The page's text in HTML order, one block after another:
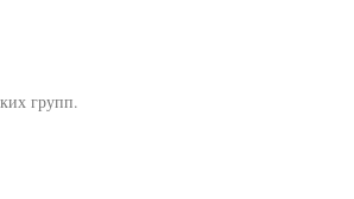
групп.